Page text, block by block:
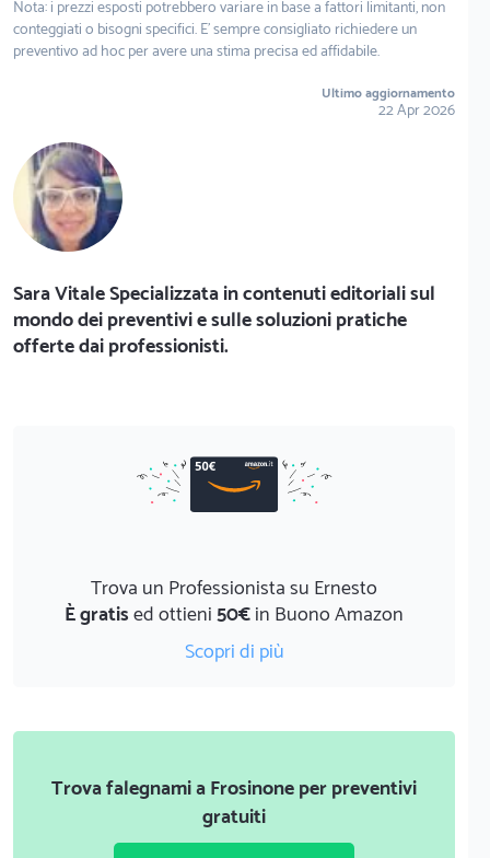
Nota: i prezzi esposti potrebbero variare in base a fattori limitanti, non
conteggiati o bisogni specifici. E' sempre consigliato richiedere un
preventivo ad hoc per avere una stima precisa ed affidabile.
Ultimo aggiornamento
22 Apr 2026
Sara Vitale Specializzata in contenuti editoriali sul
mondo dei preventivi e sulle soluzioni pratiche
offerte dai professionisti.
Trova un Professionista su Ernesto
È gratised ottieni50€in Buono Amazon
Scopri di più
Trova falegnami a Frosinone per preventivi
gratuiti